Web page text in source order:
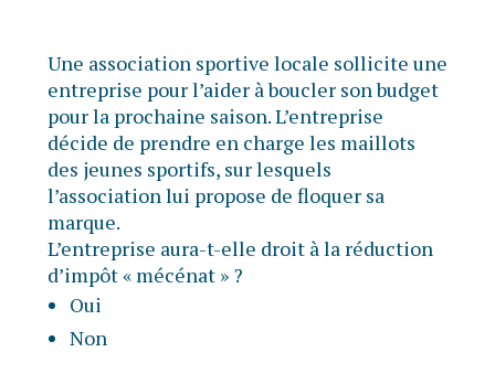
Une association sportive locale sollicite une
entreprise pour l’aider à boucler son budget
pour la prochaine saison. L’entreprise
décide de prendre en charge les maillots
des jeunes sportifs, sur lesquels
l’association lui propose de floquer sa
marque.
L’entreprise aura-t-elle droit à la réduction
d’impôt « mécénat » ?
Oui
Non